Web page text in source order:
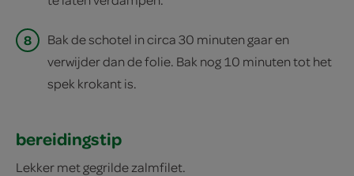
8
Bak de schotel in circa 30 minuten gaar en
verwijder dan de folie. Bak nog 10 minuten tot het
spek krokant is.
bereidingstip
Lekker met gegrilde zalmfilet.